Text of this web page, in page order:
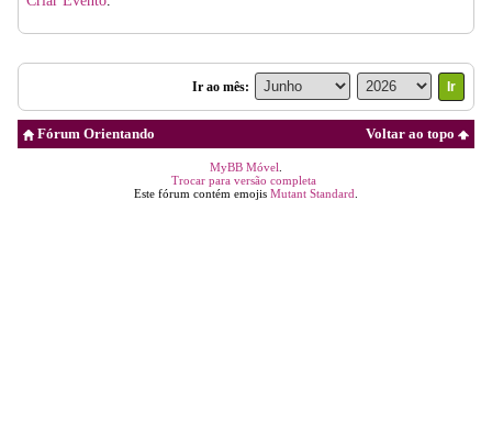
Ir ao mês:
Voltar ao topo
Fórum Orientando
MyBB Móvel
Trocar para versão completa
Este fórum contém emojis Mutant Standard